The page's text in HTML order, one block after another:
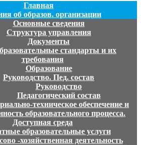
Главная
об образов. организации
Основные сведения
Структура управления
Документы
стандарты и их
требования
Образование
Руководство. Пед. состав
Руководство
Педагогический состав
техническое обеспечение и
образовательного процесса.
Доступная среда
образовательные услуги
-хозяйственная деятельность